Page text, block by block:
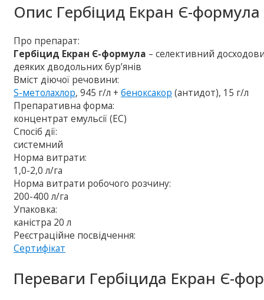
Опис Гербіцид Екран Є-формула
Про препарат:
Гербіцид Екран Є-формула – селективний
деяких дводольних бур’янів
Вміст діючої речовини:
S-метолахлор, 945 г/л +беноксакор (антидот), 15 г/л
Препаративна форма:
концентрат емульсії (EC)
Спосіб дії:
системний
Норма витрати:
1,0-2,0 л/га
Норма витрати робочого розчину:
200-400 л/га
Упаковка:
каністра 20 л
Реєстраційне посвідчення:
Сертифікат
Переваги Гербіцида Екран Є-